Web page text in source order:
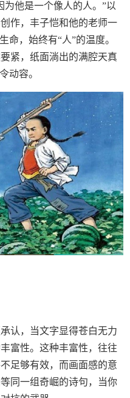
他是一个像人的人。”以
作，丰子恺和他的老师一
命，始终有“人”的温度。
紧，纸面淌出的满腔天真
动容。
认，当文字显得苍白无力
富性。这种丰富性，往往
足够有效，而画面感的意
同一组奇崛的诗句，当你